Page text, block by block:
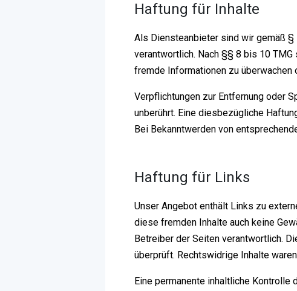
Haftung für Inhalte
Als Diensteanbieter sind wir gemäß §
verantwortlich. Nach §§ 8 bis 10
fremde Informationen zu
Verpflichtungen zur Entfernung oder
unberührt. Eine diesbezügliche
Bei Bekanntwerden von
Haftung für Links
Unser Angebot enthält Links zu
diese fremden Inhalte auch keine
Betreiber der Seiten verantwortlich.
überprüft. Rechtswidrige Inhalte
Eine permanente inhaltliche